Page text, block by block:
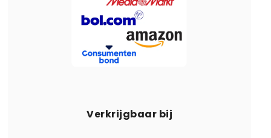
Verkrijgbaar bij